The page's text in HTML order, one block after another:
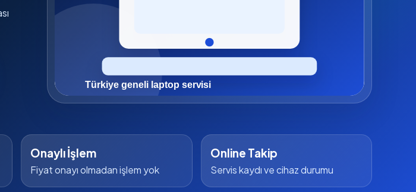
Onaylı İşlem
Fiyat onayı olmadan işlem yok
Online Takip
Servis kaydı ve cihaz durumu